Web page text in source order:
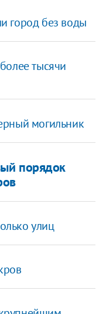
город без воды
тысячи
могильник
порядок
улиц